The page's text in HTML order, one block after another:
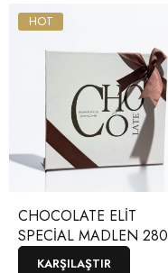
HOT
CHOCOLATE ELİT
SPECİAL MADLEN 280
GRKARŞILAŞTIR